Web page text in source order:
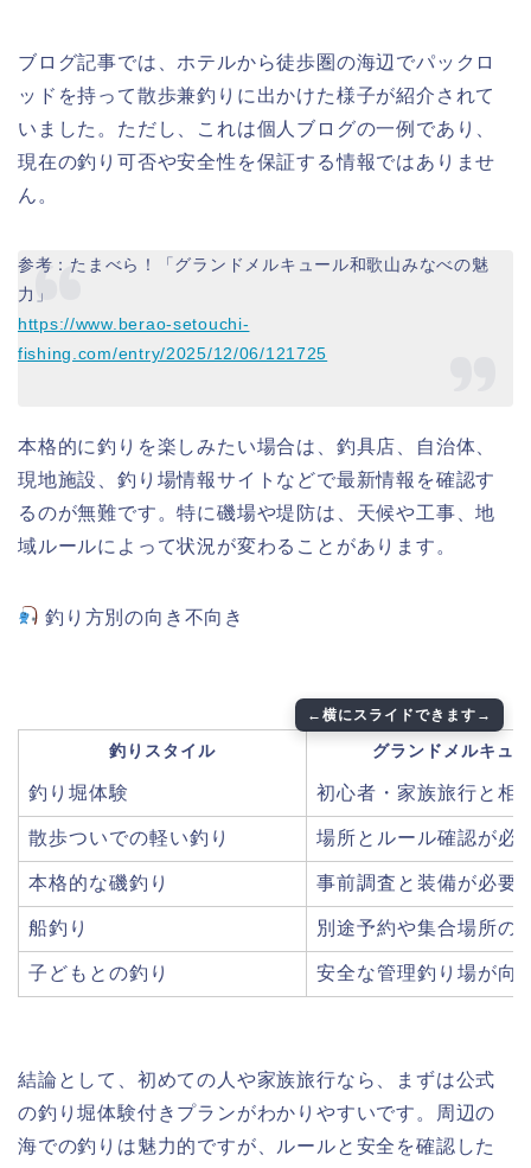
ブログ記事では、ホテルから徒歩圏の海辺でパックロ
ッドを持って散歩兼釣りに出かけた様子が紹介されて
いました。ただし、これは個人ブログの一例であり、
現在の釣り可否や安全性を保証する情報ではありませ
ん。
参考：たまべら！「グランドメルキュール和歌山みなべの魅
力」
https://www.berao-setouchi-
fishing.com/entry/2025/12/06/121725
本格的に釣りを楽しみたい場合は、釣具店、自治体、
現地施設、釣り場情報サイトなどで最新情報を確認す
るのが無難です。特に磯場や堤防は、天候や工事、地
域ルールによって状況が変わることがあります。
釣り方別の向き不向き
釣りスタイル グランドメルキュ
釣り堀体験 初心者・家族旅行と相
散歩ついでの軽い釣り 場所とルール確認が必
本格的な磯釣り 事前調査と装備が必要
船釣り 別途予約や集合場所の
子どもとの釣り 安全な管理釣り場が向
結論として、初めての人や家族旅行なら、まずは公式
の釣り堀体験付きプランがわかりやすいです。周辺の
海での釣りは魅力的ですが、ルールと安全を確認した